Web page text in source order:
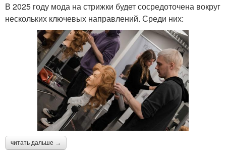
В 2025 году мода на стрижки будет сосредоточена вокруг
нескольких ключевых направлений. Среди них:
читать дальше →